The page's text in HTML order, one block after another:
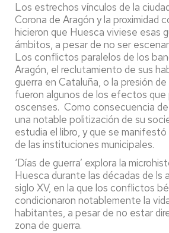
Los estrechos vínculos de la
Corona de Aragón y la proximidad
hicieron que Huesca viviese esas
ámbitos, a pesar de no ser
Los conflictos paralelos de los
Aragón, el reclutamiento de sus
guerra en Cataluña, o la presión
fueron algunos de los efectos que
oscenses. Como consecuencia
una notable politización de su
estudia el libro, y que se
de las instituciones municipales.
‘Días de guerra’ explora la
Huesca durante las décadas de ls
siglo XV, en la que los conflictos
condicionaron notablemente la
habitantes, a pesar de no estar
zona de guerra.